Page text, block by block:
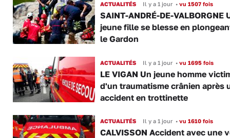
ACTUALITÉS Il y a 1 jour •vu 1507 fois
SAINT-ANDRÉ-DE-VALBORGNE
jeune fille se blesse en
le Gardon
ACTUALITÉS Il y a 1 jour •vu 1695 fois
LE VIGAN Un jeune homme
d'un traumatisme crânien après
accident en trottinette
ACTUALITÉS Il y a 1 jour •vu 1610 fois
CALVISSON Accident avec une